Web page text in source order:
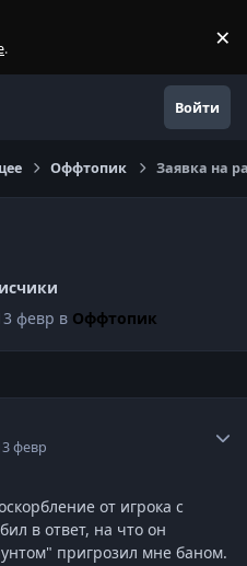
. ×
Войти
Оффтопик Заявка на
февр в Оффтопик
февр
от игрока с
в ответ, на что он
пригрозил мне баном.